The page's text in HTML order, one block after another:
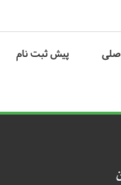
پیش ثبت نام